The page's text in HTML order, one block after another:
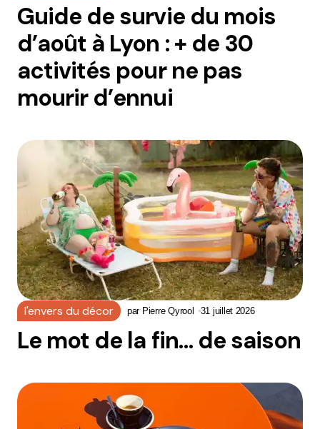
Guide de survie du mois
d’août à Lyon : + de 30
activités pour ne pas
mourir d’ennui
l'envers du décor par Pierre Qyrool 31 juillet 2026
Le mot de la fin… de saison